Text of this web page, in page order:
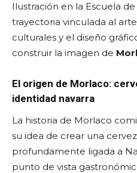
Ilustración en la Escuela
trayectoria vinculada al
culturales y el diseño
construir la imagen de
El origen de Morlaco:
identidad navarra
La historia de Morlaco
su idea de crear una
profundamente ligada a
punto de vista